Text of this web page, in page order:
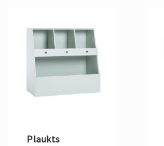
Plaukts